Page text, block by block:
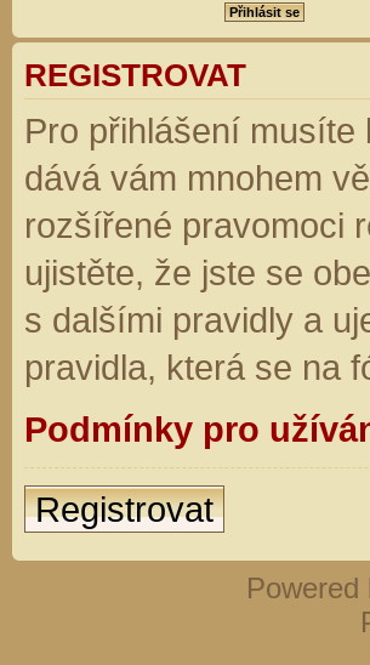
REGISTROVAT
Pro přihlášení
dává vám mnohem
rozšířené pravomoci
ujistěte, že jste se
s dalšími pravidly a
pravidla, která se na
Podmínky pro
Registrovat
Powered